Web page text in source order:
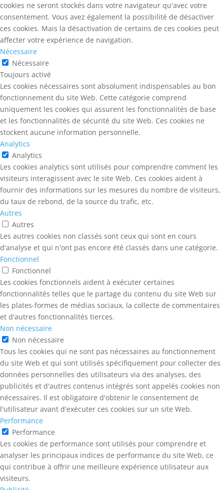
cookies ne seront stockés dans votre navigateur qu'avec votre
consentement. Vous avez également la possibilité de désactiver
ces cookies. Mais la désactivation de certains de ces cookies peut
affecter votre expérience de navigation.
Nécessaire
Nécessaire
Toujours activé
Les cookies nécessaires sont absolument indispensables au bon
fonctionnement du site Web. Cette catégorie comprend
uniquement les cookies qui assurent les fonctionnalités de base
et les fonctionnalités de sécurité du site Web. Ces cookies ne
stockent aucune information personnelle.
Analytics
Analytics
Les cookies analytics sont utilisés pour comprendre comment les
visiteurs interagissent avec le site Web. Ces cookies aident à
fournir des informations sur les mesures du nombre de visiteurs,
du taux de rebond, de la source du trafic, etc.
Autres
Autres
Les autres cookies non classés sont ceux qui sont en cours
d'analyse et qui n'ont pas encore été classés dans une catégorie.
Fonctionnel
Fonctionnel
Les cookies fonctionnels aident à exécuter certaines
fonctionnalités telles que le partage du contenu du site Web sur
les plates-formes de médias sociaux, la collecte de commentaires
et d'autres fonctionnalités tierces.
Non nécessaire
Non nécessaire
Tous les cookies qui ne sont pas nécessaires au fonctionnement
du site Web et qui sont utilisés spécifiquement pour collecter des
données personnelles des utilisateurs via des analyses, des
publicités et d'autres contenus intégrés sont appelés cookies non
nécessaires. Il est obligatoire d'obtenir le consentement de
l'utilisateur avant d'exécuter ces cookies sur un site Web.
Performance
Performance
Les cookies de performance sont utilisés pour comprendre et
analyser les principaux indices de performance du site Web, ce
qui contribue à offrir une meilleure expérience utilisateur aux
visiteurs.